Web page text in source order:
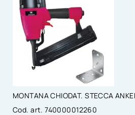
MONTANA CHIODAT. STECCA
Cod. art. 740000012260